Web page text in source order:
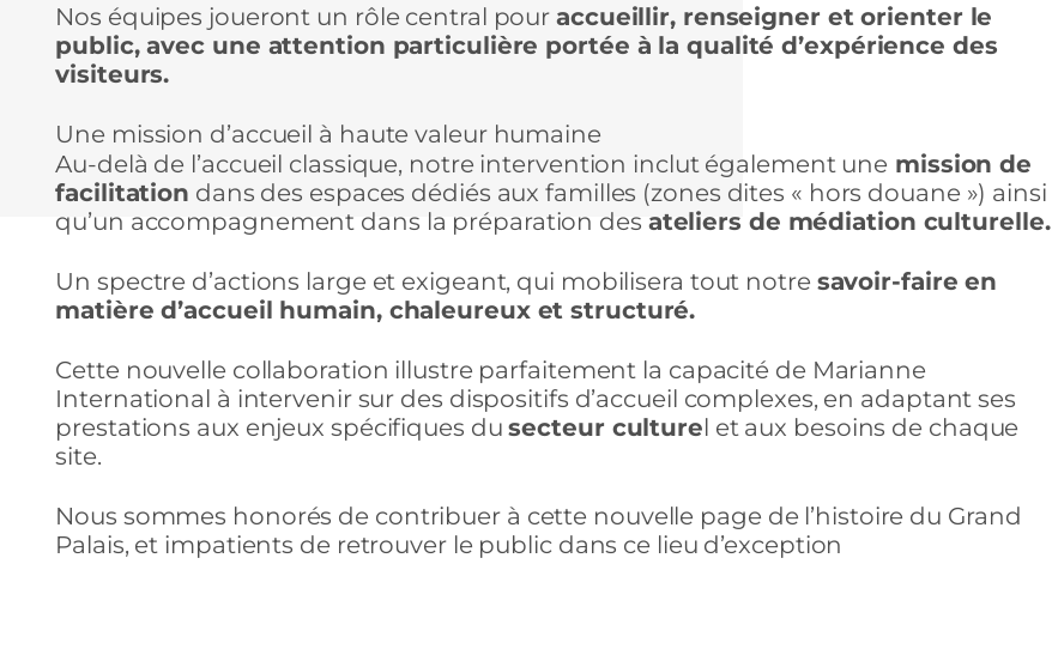
Nos équipes joueront un rôle central pouraccueillir, renseigner et orienter le
public, avec une attention particulière portée à la qualité d’expérience des
visiteurs.
Une mission d’accueil à haute valeur humaine
Au-delà de l’accueil classique, notre intervention inclut également une mission de
facilitation dans des espaces dédiés aux familles (zones dites « hors douane ») ainsi
qu’un accompagnement dans la préparation des ateliers de médiation culturelle.
Un spectre d’actions large et exigeant, qui mobilisera tout notre savoir-faire en
matière d’accueil humain, chaleureux et structuré.
Cette nouvelle collaboration illustre parfaitement la capacité de Marianne
International à intervenir sur des dispositifs d’accueil complexes, en adaptant ses
prestations aux enjeux spécifiques dusecteur culturel et aux besoins de chaque
site.
Nous sommes honorés de contribuer à cette nouvelle page de l’histoire du Grand
Palais, et impatients de retrouver le public dans ce lieu d’exception